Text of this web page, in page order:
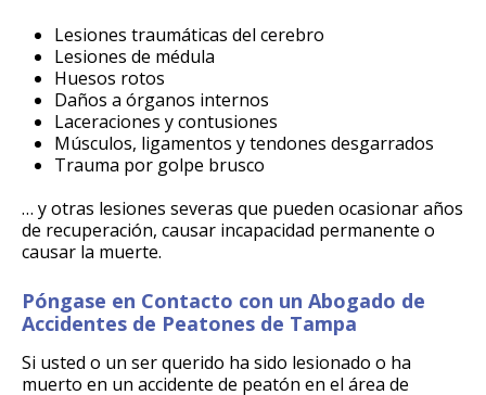
Lesiones traumáticas del cerebro
Lesiones de médula
Huesos rotos
Daños a órganos internos
Laceraciones y contusiones
Músculos, ligamentos y tendones desgarrados
Trauma por golpe brusco
… y otras lesiones severas que pueden ocasionar años
de recuperación, causar incapacidad permanente o
causar la muerte.
Póngase en Contacto con un Abogado de
Accidentes de Peatones de Tampa
Si usted o un ser querido ha sido lesionado o ha
muerto en un accidente de peatón en el área de